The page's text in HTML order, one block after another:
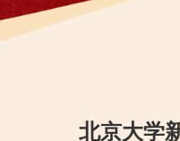
北京大学